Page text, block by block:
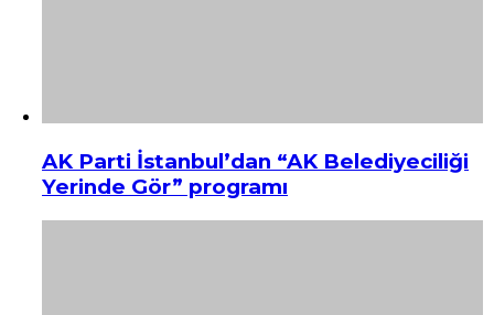
AK Parti İstanbul’dan “AK Belediyeciliği
Yerinde Gör” programı